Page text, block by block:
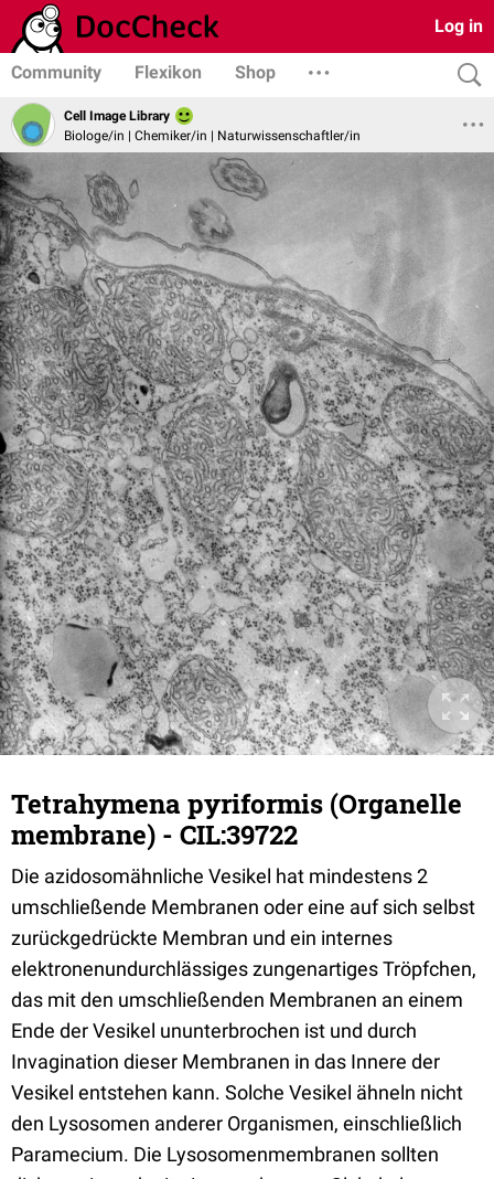
Log in
Community Flexikon Shop
Cell Image Library
Biologe/in | Chemiker/in | Naturwissenschaftler/in
Tetrahymena pyriformis (Organelle
membrane) - CIL:39722
Die azidosomähnliche Vesikel hat mindestens 2
umschließende Membranen oder eine auf sich selbst
zurückgedrückte Membran und ein internes
elektronenundurchlässiges zungenartiges Tröpfchen,
das mit den umschließenden Membranen an einem
Ende der Vesikel ununterbrochen ist und durch
Invagination dieser Membranen in das Innere der
Vesikel entstehen kann. Solche Vesikel ähneln nicht
den Lysosomen anderer Organismen, einschließlich
Paramecium. Die Lysosomenmembranen sollten